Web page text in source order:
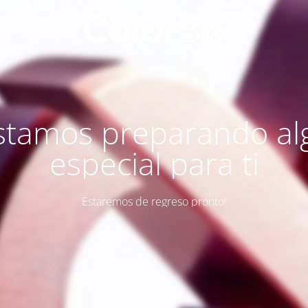
preparando
especial para ti
Estaremos de regreso pronto!